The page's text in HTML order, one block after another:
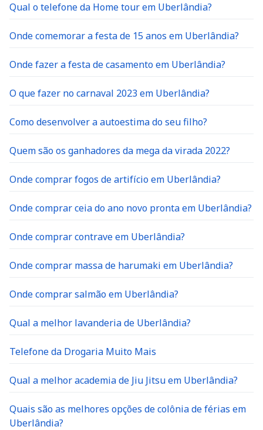
Qual o telefone da Home tour em Uberlândia?
Onde comemorar a festa de 15 anos em Uberlândia?
Onde fazer a festa de casamento em Uberlândia?
O que fazer no carnaval 2023 em Uberlândia?
Como desenvolver a autoestima do seu filho?
Quem são os ganhadores da mega da virada 2022?
Onde comprar fogos de artifício em Uberlândia?
Onde comprar ceia do ano novo pronta em Uberlândia?
Onde comprar contrave em Uberlândia?
Onde comprar massa de harumaki em Uberlândia?
Onde comprar salmão em Uberlândia?
Qual a melhor lavanderia de Uberlândia?
Telefone da Drogaria Muito Mais
Qual a melhor academia de Jiu Jitsu em Uberlândia?
Quais são as melhores opções de colônia de férias em
Uberlândia?